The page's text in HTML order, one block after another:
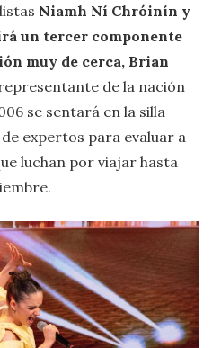
Niamh Ní Chróinín y
un tercer componente
muy de cerca, Brian
de la nación
se sentará en la silla
expertos para evaluar a
luchan por viajar hasta